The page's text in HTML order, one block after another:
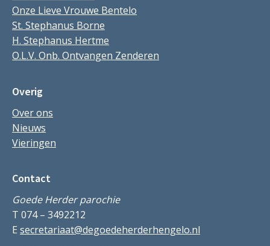
Onze Lieve Vrouwe Bentelo
St. Stephanus Borne
H. Stephanus Hertme
O.L.V. Onb. Ontvangen Zenderen
Overig
Over ons
Nieuws
Vieringen
Contact
Goede Herder parochie
T 074 – 3492212
E secretariaat@degoedeherderhengelo.nl